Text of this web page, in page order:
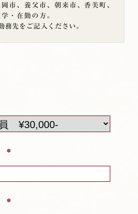
市、養父市、朝来市、香美町、
・在勤の方。
務先をご記入ください。
*
*